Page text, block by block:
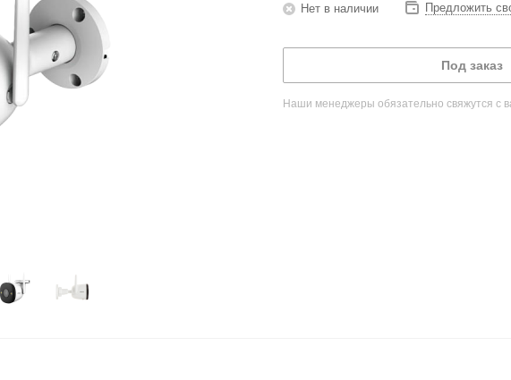
Нет в наличии Предложить
Под заказ
Наши менеджеры обязательно свяжутся с